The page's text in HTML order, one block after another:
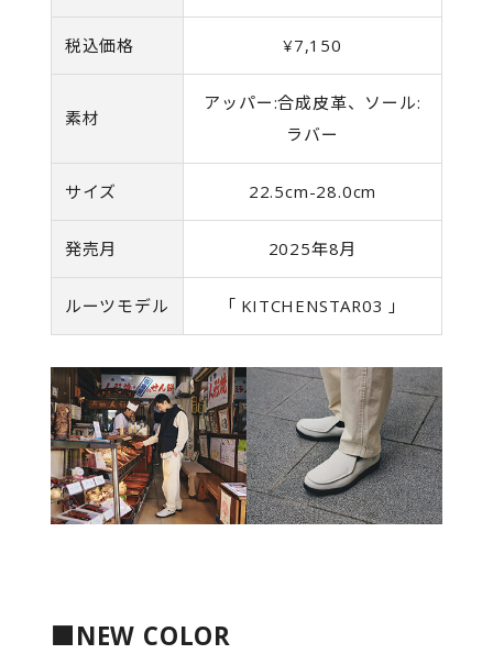
税込価格 ¥7,150
素材
アッパー:合成皮革、ソール:
ラバー
サイズ 22.5cm-28.0cm
発売月 2025年8月
ルーツモデル 「 KITCHENSTAR03 」
■NEW COLOR